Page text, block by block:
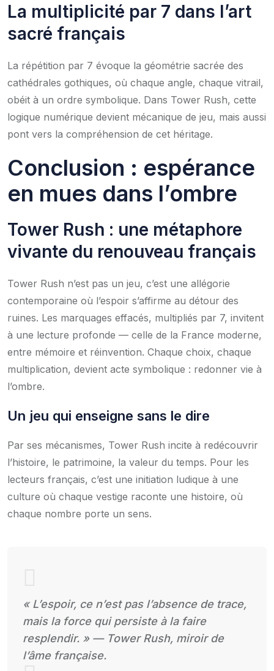
La multiplicité par 7 dans l’art
sacré français
La répétition par 7 évoque la géométrie sacrée des
cathédrales gothiques, où chaque angle, chaque vitrail,
obéit à un ordre symbolique. Dans Tower Rush, cette
logique numérique devient mécanique de jeu, mais aussi
pont vers la compréhension de cet héritage.
Conclusion : espérance
en mues dans l’ombre
Tower Rush : une métaphore
vivante du renouveau français
Tower Rush n’est pas un jeu, c’est une allégorie
contemporaine où l’espoir s’affirme au détour des
ruines. Les marquages effacés, multipliés par 7, invitent
à une lecture profonde — celle de la France moderne,
entre mémoire et réinvention. Chaque choix, chaque
multiplication, devient acte symbolique : redonner vie à
l’ombre.
Un jeu qui enseigne sans le dire
Par ses mécanismes, Tower Rush incite à redécouvrir
l’histoire, le patrimoine, la valeur du temps. Pour les
lecteurs français, c’est une initiation ludique à une
culture où chaque vestige raconte une histoire, où
chaque nombre porte un sens.
« L’espoir, ce n’est pas l’absence de trace,
mais la force qui persiste à la faire
resplendir. » — Tower Rush, miroir de
l’âme française.